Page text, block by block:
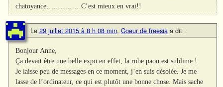
chatoyance……………C’est mieux en vrai!!
Le 29 juillet 2015 à 8 h 08 min, Coeur de freesia a dit :
Bonjour Anne,
Ça devait être une belle expo en effet, la robe paon est sublime !
Je laisse peu de messages en ce moment, j’en suis désolée. Je me
lasse de l’ordinateur, ce qui est plutôt une bonne chose. Mais sache